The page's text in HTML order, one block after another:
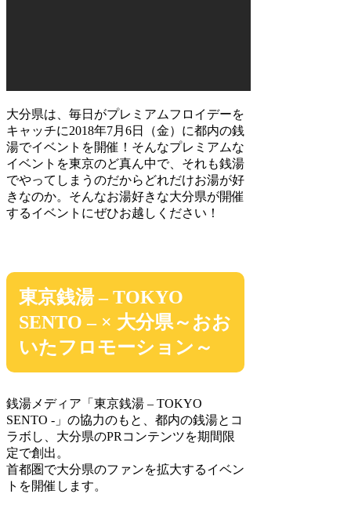
大分県は、毎日がプレミアムフロイデーを
キャッチに2018年7月6日（金）に都内の銭
湯でイベントを開催！そんなプレミアムな
イベントを東京のど真ん中で、それも銭湯
でやってしまうのだからどれだけお湯が好
きなのか。そんなお湯好きな大分県が開催
するイベントにぜひお越しください！
東京銭湯 – TOKYO
SENTO – × 大分県～おお
いたフロモーション～
銭湯メディア「東京銭湯 – TOKYO
SENTO -」の協力のもと、都内の銭湯とコ
ラボし、大分県のPRコンテンツを期間限
定で創出。
首都圏で大分県のファンを拡大するイベン
トを開催します。